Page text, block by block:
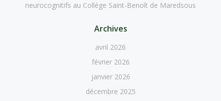
neurocognitifs au Collège Saint-Benoît de Maredsous
Archives
avril 2026
février 2026
janvier 2026
décembre 2025